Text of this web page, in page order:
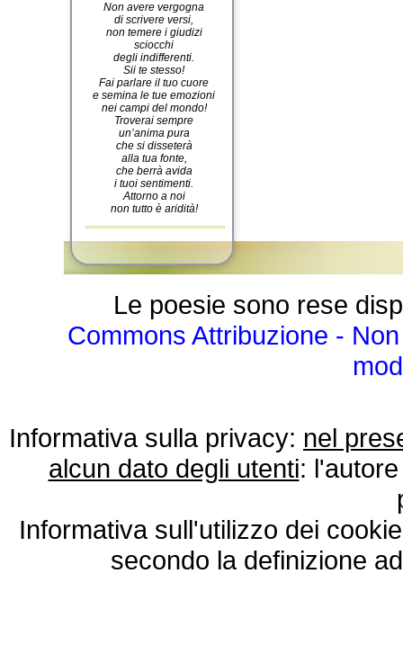
Non avere vergogna
di scrivere versi,
non temere i giudizi
sciocchi
degli indifferenti.
Sii te stesso!
Fai parlare il tuo cuore
e semina le tue emozioni
nei campi del mondo!
Troverai sempre
un’anima pura
che si disseterà
alla tua fonte,
che berrà avida
i tuoi sentimenti.
Attorno a noi
non tutto è aridità!
Le poesie sono rese
Commons Attribuzione -
Informativa sulla privacy: nel
alcun dato degli utenti:
Informativa sull'utilizzo dei
secondo la definizione